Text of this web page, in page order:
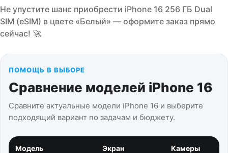
Не упустите шанс приобрести iPhone 16 256 ГБ Dual
SIM (eSIM) в цвете «Белый» — оформите заказ прямо
сейчас! 🚀
ПОМОЩЬ В ВЫБОРЕ
Сравнение моделей iPhone 16
Сравните актуальные модели iPhone 16 и выберите
подходящий вариант по задачам и бюджету.
Модель Экран Камеры